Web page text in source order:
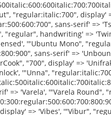
"regular", display' => 'Underdog', '"Unica One", "regular", display' => 'Unica One', '"UnifrakturCook", "700", display' => 'UnifrakturCook', '"UnifrakturMaguntia", "regular", display' => 'UnifrakturMaguntia', '"Unkempt", "regular:700", display' => 'Unkempt', '"Unlock", "regular", display' => 'Unlock', '"Unna", "regular:italic:700:700italic", serif' => 'Unna', '"Updock", "regular", handwriting' => 'Updock', '"Urbanist",